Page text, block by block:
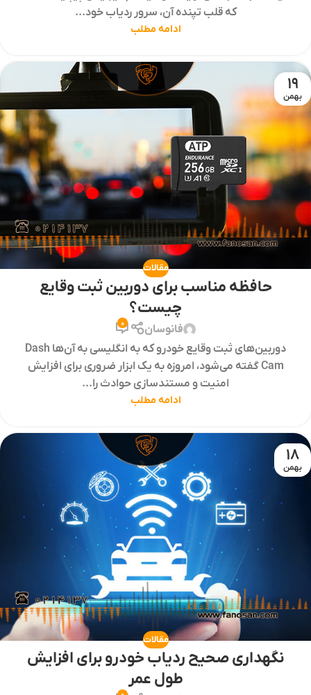
که قلب تپنده آن، سرور ردیاب خود...
ادامه مطلب
19
بهمن
مقالات
حافظه مناسب برای دوربین ثبت وقایع
چیست؟
فانوسان 0
دوربین‌های ثبت وقایع خودرو که به انگلیسی به آن‌ها Dash
Cam گفته می‌شود، امروزه به یک ابزار ضروری برای افزایش
امنیت و مستندسازی حوادث را...
ادامه مطلب
18
بهمن
مقالات
نگهداری صحیح ردیاب خودرو برای افزایش
طول عمر